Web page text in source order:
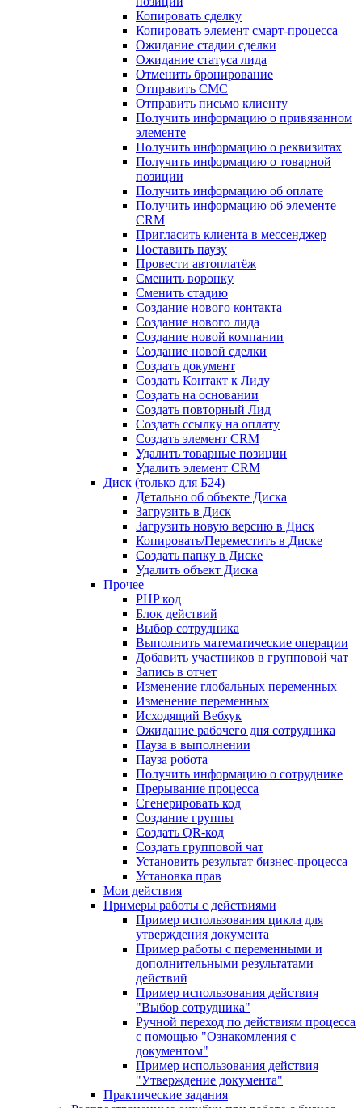
Копировать сделку
Копировать элемент смарт-процесса
Ожидание стадии сделки
Ожидание статуса лида
Отменить бронирование
Отправить СМС
Отправить письмо клиенту
Получить информацию о привязанном
элементе
Получить информацию о реквизитах
Получить информацию о товарной
позиции
Получить информацию об оплате
Получить информацию об элементе
CRM
Пригласить клиента в мессенджер
Поставить паузу
Провести автоплатёж
Сменить воронку
Сменить стадию
Создание нового контакта
Создание нового лида
Создание новой компании
Создание новой сделки
Создать документ
Создать Контакт к Лиду
Создать на основании
Создать повторный Лид
Создать ссылку на оплату
Создать элемент CRM
Удалить товарные позиции
Удалить элемент CRM
Диск (только для Б24)
Детально об объекте Диска
Загрузить в Диск
Загрузить новую версию в Диск
Копировать/Переместить в Диске
Создать папку в Диске
Удалить объект Диска
Прочее
PHP код
Блок действий
Выбор сотрудника
Выполнить математические операции
Добавить участников в групповой чат
Запись в отчет
Изменение глобальных переменных
Изменение переменных
Исходящий Вебхук
Ожидание рабочего дня сотрудника
Пауза в выполнении
Пауза робота
Получить информацию о сотруднике
Прерывание процесса
Сгенерировать код
Создание группы
Создать QR-код
Создать групповой чат
Установить результат бизнес-процесса
Установка прав
Мои действия
Примеры работы с действиями
Пример использования цикла для
утверждения документа
Пример работы с переменными и
дополнительными результатами
действий
Пример использования действия
"Выбор сотрудника"
Ручной переход по действиям процесса
с помощью "Ознакомления с
документом"
Пример использования действия
"Утверждение документа"
Практические задания